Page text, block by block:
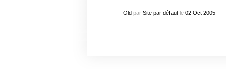
Oldpar Site par défautle 02 Oct 2005